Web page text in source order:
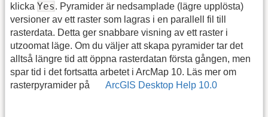
klicka Yes. Pyramider är nedsamplade (lägre upplösta)
versioner av ett raster som lagras i en parallell fil till
rasterdata. Detta ger snabbare visning av ett raster i
utzoomat läge. Om du väljer att skapa pyramider tar det
alltså längre tid att öppna rasterdatan första gången, men
spar tid i det fortsatta arbetet i ArcMap 10. Läs mer om
rasterpyramider på
ArcGIS Desktop Help 10.0